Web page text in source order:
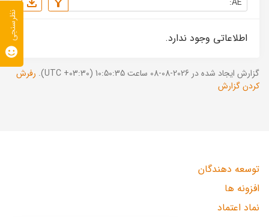
اطلاعاتی وجود ندارد.
گزارش ایجاد شده در 2026-08-08 ساعت 10:50:35 (UTC +03:30).
رفرش
کردن گزارش
توسعه دهندگان
افزونه ها
نماد اعتماد
نظرسنجی